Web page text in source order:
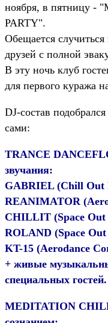
ноября, в пятницу -
PARTY".
Обещается
друзей с полной
В эту ночь клуб
для первого куража
DJ-состав
сами:
TRANCE
звучания:
GABRIEL (Chill Out
REANIMATOR
CHILLIT (Space Out
ROLAND (Space
KT-15 (Aerodance
+ живые
специальных гостей.
MEDITATION